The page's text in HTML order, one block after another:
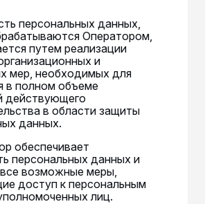
персональных данных,
Оператором,
путем реализации
и
мер, необходимых для
в полном объеме
действующего
в области защиты
данных.
обеспечивает
персональных данных и
возможные меры,
доступ к персональным
лиц.